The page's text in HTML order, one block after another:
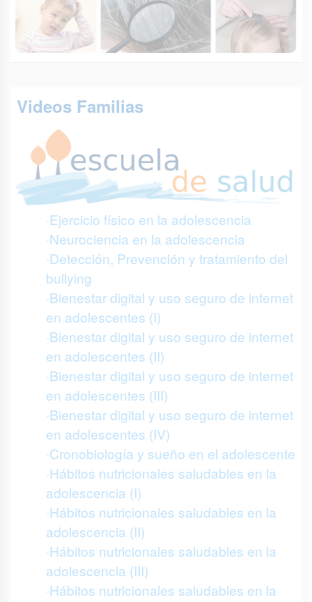
Videos Familias
·Ejercicio físico en la adolescencia
·Neurociencia en la adolescencia
·Detección, Prevención y tratamiento del
bullying
·Bienestar digital y uso seguro de internet
en adolescentes (I)
·Bienestar digital y uso seguro de internet
en adolescentes (II)
·Bienestar digital y uso seguro de internet
en adolescentes (III)
·Bienestar digital y uso seguro de internet
en adolescentes (IV)
·Cronobiología y sueño en el adolescente
·Hábitos nutricionales saludables en la
adolescencia (I)
·Hábitos nutricionales saludables en la
adolescencia (II)
·Hábitos nutricionales saludables en la
adolescencia (III)
·Hábitos nutricionales saludables en la